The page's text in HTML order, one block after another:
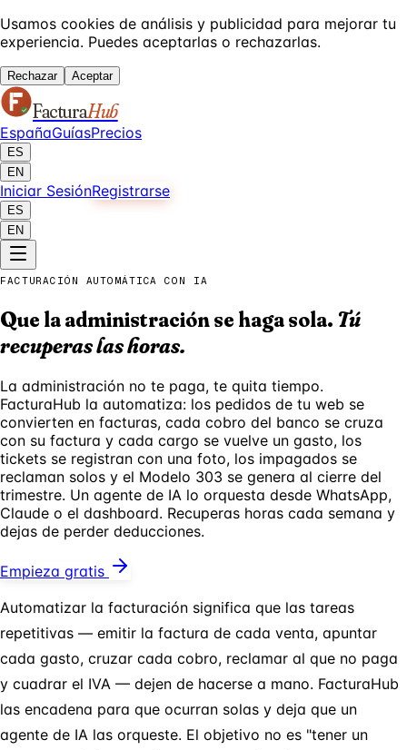
Usamos cookies de análisis y publicidad para mejorar tu
experiencia. Puedes aceptarlas o rechazarlas.
Rechazar Aceptar
FacturaHub
EspañaGuíasPrecios
ES
EN
Iniciar SesiónRegistrarse
ES
EN
FACTURACIÓN AUTOMÁTICA CON IA
Que la administración se haga sola. Tú
recuperas las horas.
La administración no te paga, te quita tiempo.
FacturaHub la automatiza: los pedidos de tu web se
convierten en facturas, cada cobro del banco se cruza
con su factura y cada cargo se vuelve un gasto, los
tickets se registran con una foto, los impagados se
reclaman solos y el Modelo 303 se genera al cierre del
trimestre. Un agente de IA lo orquesta desde WhatsApp,
Claude o el dashboard. Recuperas horas cada semana y
dejas de perder deducciones.
Empieza gratis
Automatizar la facturación significa que las tareas
repetitivas — emitir la factura de cada venta, apuntar
cada gasto, cruzar cada cobro, reclamar al que no paga
y cuadrar el IVA — dejen de hacerse a mano. FacturaHub
las encadena para que ocurran solas y deja que un
agente de IA las orqueste. El objetivo no es "tener un